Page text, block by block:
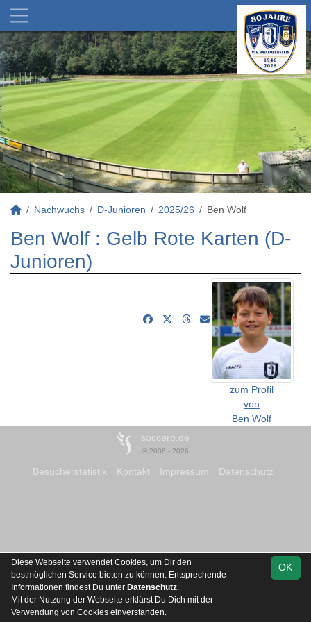
Nachwuchs D-Junioren 2025/26 Ben Wolf
Ben Wolf : Gelb Rote Karten (D-
Junioren)
zum Profil
von
Ben Wolf
soccero.de
© 2006 - 2026
Besucherstatistik Kontakt Impressum Datenschutz
OK
Diese Webseite verwendet Cookies, um Dir den
bestmöglichen Service bieten zu können. Entsprechende
Informationen findest Du unter Datenschutz.
Mit der Nutzung der Webseite erklärst Du Dich mit der
Verwendung von Cookies einverstanden.